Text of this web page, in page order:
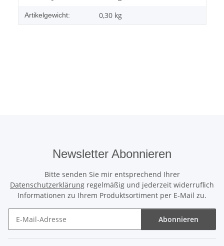
Artikelgewicht: 0,30 kg
Newsletter Abonnieren
Bitte senden Sie mir entsprechend Ihrer
Datenschutzerklärung regelmäßig und jederzeit widerruflich
Informationen zu Ihrem Produktsortiment per E-Mail zu.
Abonnieren